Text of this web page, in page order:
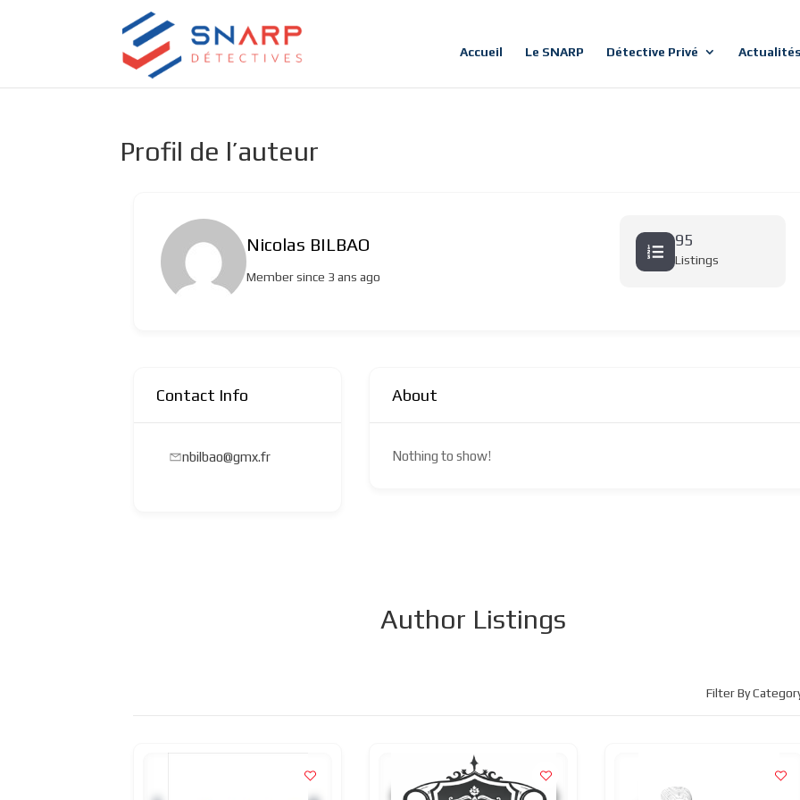
Accueil Le SNARP Détective Privé
Profil de l’auteur
Nicolas BILBAO
Member since 3 ans ago
95
Listings
Contact Info
nbilbao@gmx.fr
About
Nothing to show!
Author Listings
Filter By